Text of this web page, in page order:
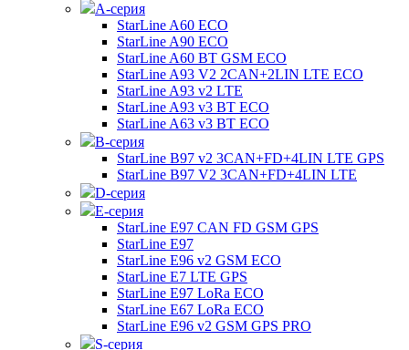
А-серия
StarLine A60 ECO
StarLine A90 ECO
StarLine A60 BT GSM ECO
StarLine A93 V2 2CAN+2LIN LTE ECO
StarLine A93 v2 LTE
StarLine A93 v3 BT ECO
StarLine A63 v3 BT ECO
B-серия
StarLine B97 v2 3CAN+FD+4LIN LTE GPS
StarLine B97 V2 3CAN+FD+4LIN LTE
D-серия
E-серия
StarLine E97 CAN FD GSM GPS
StarLine E97
StarLine E96 v2 GSM ECO
StarLine E7 LTE GPS
StarLine E97 LoRa ECO
StarLine E67 LoRa ECO
StarLine E96 v2 GSM GPS PRO
S-серия